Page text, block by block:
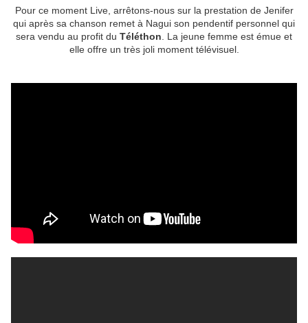
Pour ce moment Live, arrêtons-nous sur la prestation de Jenifer
qui après sa chanson remet à Nagui son pendentif personnel qui
sera vendu au profit du Téléthon . La jeune femme est émue et
elle offre un très joli moment télévisuel.